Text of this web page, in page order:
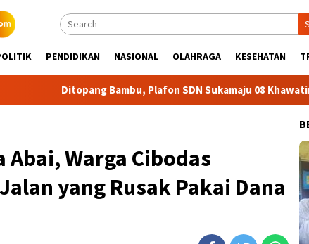
PENDIDIKAN NASIONAL OLAHRAGA KESEHATAN
Bambu, Plafon SDN Sukamaju 08 Khawatir Ambruk
Abai, Warga Cibodas
yang Rusak Pakai Dana